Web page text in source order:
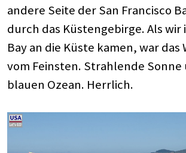
andere Seite der San Francisco
durch das Küstengebirge. Als wir
Bay an die Küste kamen, war das
vom Feinsten. Strahlende Sonne
blauen Ozean. Herrlich.